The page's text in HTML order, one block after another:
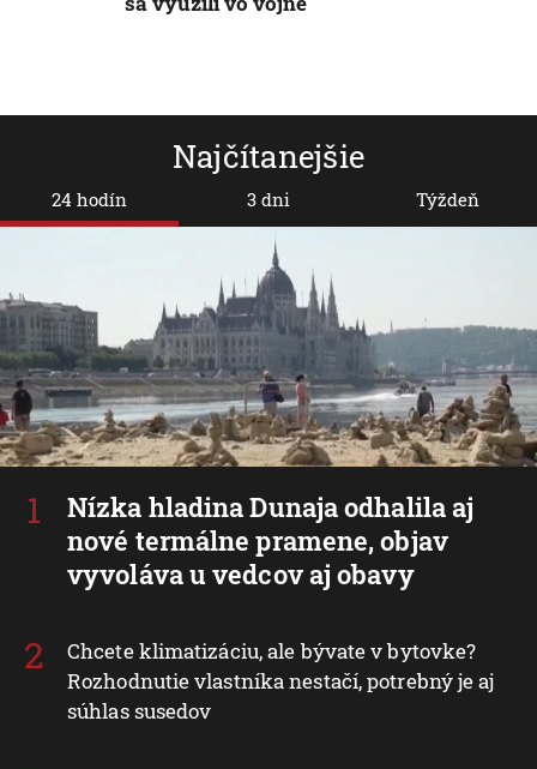
Najčítanejšie
24 hodín
Nízka hladina Dunaja odhalila aj
nové termálne pramene, objav
vyvoláva u vedcov aj obavy
Chcete klimatizáciu, ale bývate v bytovke?
Rozhodnutie vlastníka nestačí, potrebný je aj
súhlas susedov
3 dni Týždeň